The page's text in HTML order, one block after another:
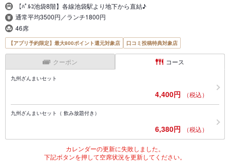
【ﾊﾟﾙｺ池袋8階】各線池袋駅より地下から直結♪
通常平均3500円／ランチ1800円
46席
【アプリ予約限定】最大800ポイント還元対象店 口コミ投稿特典対象店
クーポン コース
九州ざんまいセット
4,400円 （税込）
九州ざんまいセット（ 飲み放題付き）
6,380円 （税込）
カレンダーの更新に失敗しました。
下記ボタンを押して空席状況を更新してください。